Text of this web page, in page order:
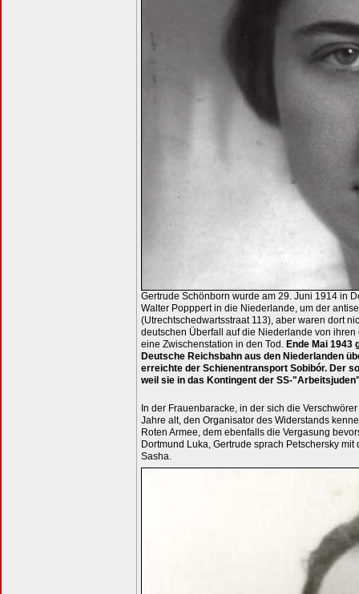
Gertrude Schönborn wurde am 29. Juni 1914 in
Walter Popppert in die Niederlande, um der
(Utrechtschedwartsstraat 113), aber waren dort
deutschen Überfall auf die Niederlande von
eine Zwischenstation in den Tod. Ende Mai 1943
Deutsche Reichsbahn aus den Niederlanden
erreichte der Schienentransport Sobibór. Der
weil sie in das Kontingent der SS-
In der Frauenbaracke, in der sich die
Jahre alt, den Organisator des Widerstands
Roten Armee, dem ebenfalls die Vergasung
Dortmund Luka, Gertrude sprach Petschersky
Sasha.